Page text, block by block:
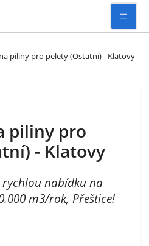
se
piliny pro pelety (Ostatní) - Klatovy
piliny pro
- Klatovy
nabídku na
m3/rok, Přeštice!